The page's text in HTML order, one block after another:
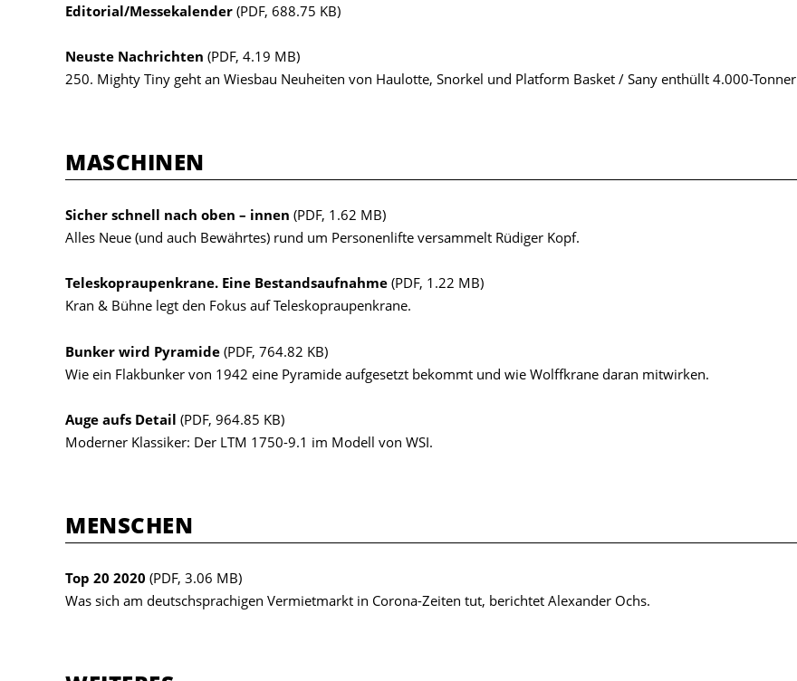
Editorial/Messekalender (PDF, 688.75 KB)
Neuste Nachrichten (PDF, 4.19 MB)
250. Mighty Tiny geht an Wiesbau Neuheiten von Haulotte, Snorkel und Platform Basket / Sany enthüllt 4.000-Tonner
MASCHINEN
Sicher schnell nach oben – innen (PDF, 1.62 MB)
Alles Neue (und auch Bewährtes) rund um Personenlifte versammelt Rüdiger Kopf.
Teleskopraupenkrane. Eine Bestandsaufnahme (PDF, 1.22 MB)
Kran & Bühne legt den Fokus auf Teleskopraupenkrane.
Bunker wird Pyramide (PDF, 764.82 KB)
Wie ein Flakbunker von 1942 eine Pyramide aufgesetzt bekommt und wie Wolffkrane daran mitwirken.
Auge aufs Detail (PDF, 964.85 KB)
Moderner Klassiker: Der LTM 1750-9.1 im Modell von WSI.
MENSCHEN
Top 20 2020 (PDF, 3.06 MB)
Was sich am deutschsprachigen Vermietmarkt in Corona-Zeiten tut, berichtet Alexander Ochs.